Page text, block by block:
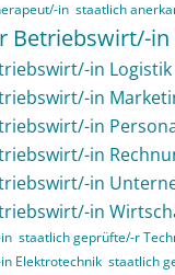
in staatlich
Betriebswirt/-in
in Logistik
in
in
in
in
in
staatlich geprüfte/-r
Elektrotechnik staatlich